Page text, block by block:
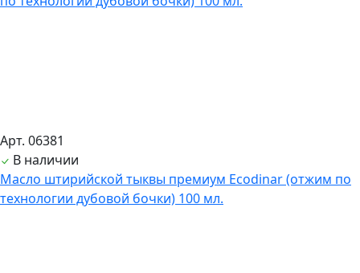
Арт. 06381
В наличии
Масло штирийской тыквы премиум Ecodinar (отжим по
технологии дубовой бочки) 100 мл.